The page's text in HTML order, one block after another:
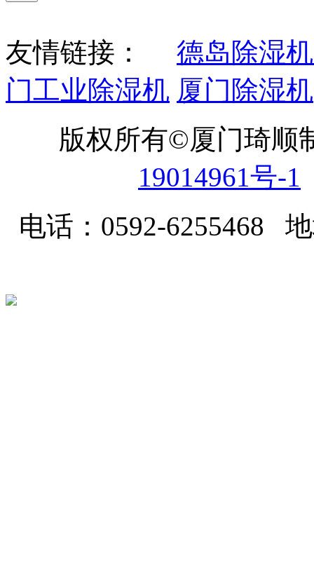
友情链接： 德岛除湿
门工业除湿机 厦门除湿机
版权所有©厦门琦
19014961号-1
电话：0592-6255468